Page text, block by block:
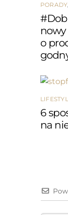
PORADY
o
6
na